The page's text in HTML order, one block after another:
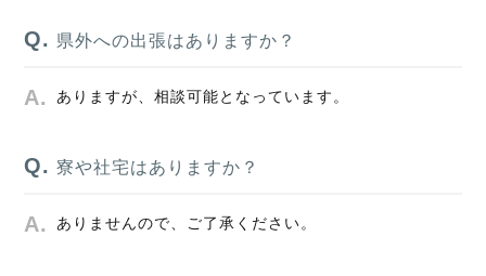
県外への出張はありますか？
ありますが、相談可能となっています。
寮や社宅はありますか？
ありませんので、ご了承ください。